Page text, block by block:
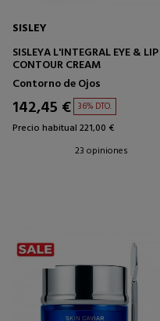
SISLEY
SISLEYA L'INTEGRAL EYE & LIP
CONTOUR CREAM
Contorno de Ojos
142,45 € 36% DTO.
Precio habitual 221,00 €
23 opiniones